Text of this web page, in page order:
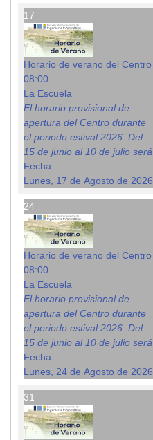
17
Horario de verano del Centro
08:00
La Escuela
El horario provisional de
apertura del Centro durante
el periodo estival 2026: Del
15 de junio al 10 de julio será
Fecha :
Lunes, 17 de Agosto de 2026
24
Horario de verano del Centro
08:00
La Escuela
El horario provisional de
apertura del Centro durante
el periodo estival 2026: Del
15 de junio al 10 de julio será
Fecha :
Lunes, 24 de Agosto de 2026
31